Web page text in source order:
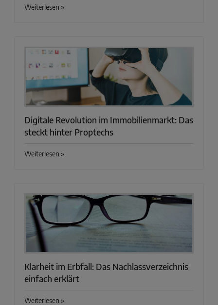
Weiterlesen »
Digitale Revolution im Immobilienmarkt: Das
steckt hinter Proptechs
Weiterlesen »
Klarheit im Erbfall: Das Nachlassverzeichnis
einfach erklärt
Weiterlesen »